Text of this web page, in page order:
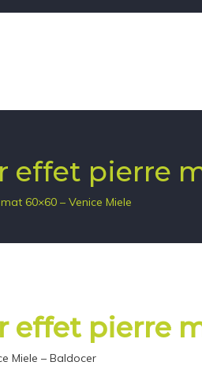
effet pierre
60×60 – Venice Miele
effet pierre
Miele – Baldocer